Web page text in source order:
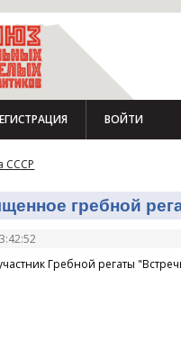
ВОЙТИ
СССР
гребной
Гребной регаты